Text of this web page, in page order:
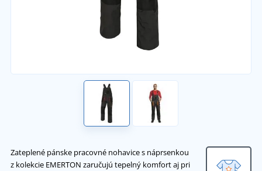
Zateplené pánske pracovné nohavice s náprsenkou
z kolekcie EMERTON zaručujú tepelný komfort aj pri